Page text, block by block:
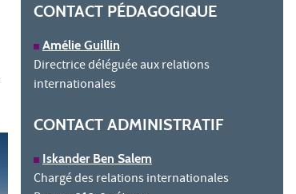
CONTACT PÉDAGOGIQUE
Amélie Guillin
Directrice déléguée aux relations
internationales
CONTACT ADMINISTRATIF
Iskander Ben Salem
Chargé des relations internationales